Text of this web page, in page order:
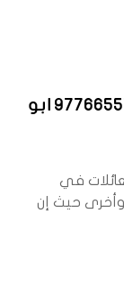
غرفة نوم بنات مستعملة للبيع – 97766557 ابو
في
وأخرى حيث إن